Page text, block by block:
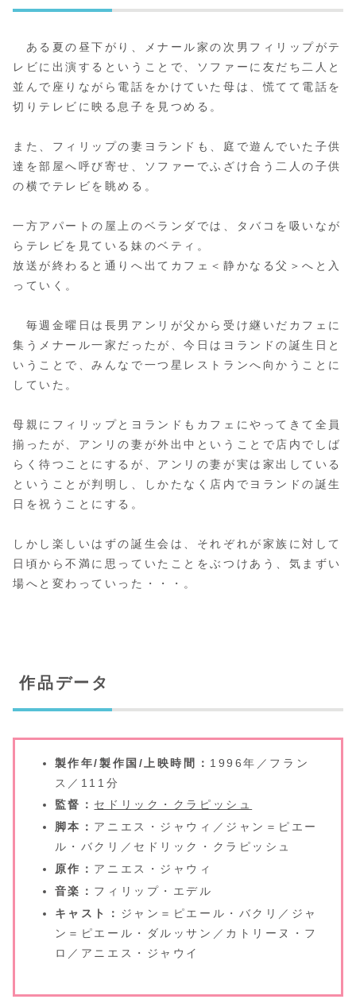
ある夏の昼下がり、メナール家の次男フィリップがテ
レビに出演するということで、ソファーに友だち二人と
並んで座りながら電話をかけていた母は、慌てて電話を
切りテレビに映る息子を見つめる。
また、フィリップの妻ヨランドも、庭で遊んでいた子供
達を部屋へ呼び寄せ、ソファーでふざけ合う二人の子供
の横でテレビを眺める。
一方アパートの屋上のベランダでは、タバコを吸いなが
らテレビを見ている妹のベティ。
放送が終わると通りへ出てカフェ＜静かなる父＞へと入
っていく。
毎週金曜日は長男アンリが父から受け継いだカフェに
集うメナール一家だったが、今日はヨランドの誕生日と
いうことで、みんなで一つ星レストランへ向かうことに
していた。
母親にフィリップとヨランドもカフェにやってきて全員
揃ったが、アンリの妻が外出中ということで店内でしば
らく待つことにするが、アンリの妻が実は家出している
ということが判明し、しかたなく店内でヨランドの誕生
日を祝うことにする。
しかし楽しいはずの誕生会は、それぞれが家族に対して
日頃から不満に思っていたことをぶつけあう、気まずい
場へと変わっていった・・・。
作品データ
製作年/製作国/上映時間： 1996年／フラン
ス／111分
監督： セドリック・クラピッシュ
脚本： アニエス・ジャウィ／ジャン＝ピエー
ル・バクリ／セドリック・クラピッシュ
原作： アニエス・ジャウィ
音楽： フィリップ・エデル
キャスト： ジャン＝ピエール・バクリ／ジャ
ン＝ピエール・ダルッサン／カトリーヌ・フ
ロ／アニエス・ジャウイ